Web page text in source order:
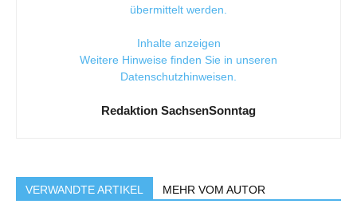
übermittelt werden.
Inhalte anzeigen
Weitere Hinweise finden Sie in unseren
Datenschutzhinweisen
Redaktion SachsenSonntag
VERWANDTE ARTIKEL MEHR VOM AUTOR